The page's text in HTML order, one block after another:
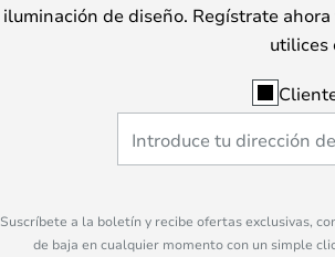
iluminación de diseño. Regístrate ahora
utilices
Suscríbete a la boletín y recibe ofertas exclusivas,
de baja en cualquier momento con un simple